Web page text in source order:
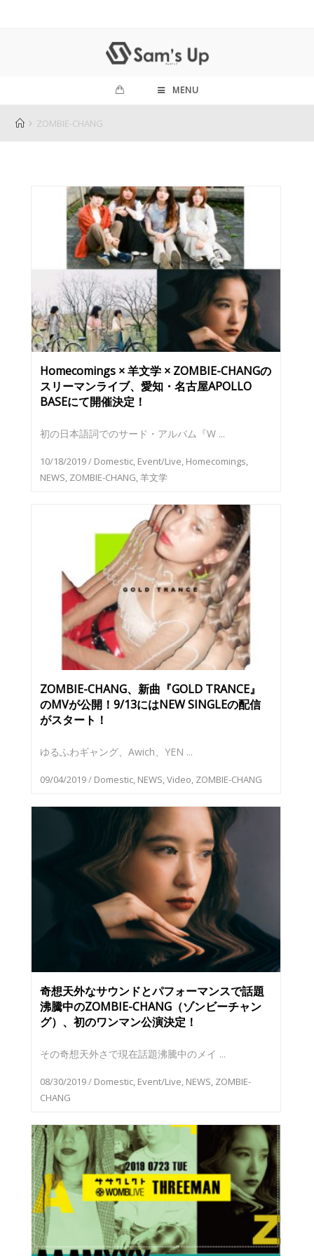
MENU
ZOMBIE-CHANG
Homecomings × 羊文学 × ZOMBIE-CHANGの
スリーマンライブ、愛知・名古屋APOLLO
BASEにて開催決定！
初の日本語詞でのサード・アルバム『W ...
10/18/2019/ Domestic, Event/Live, Homecomings,
NEWS, ZOMBIE-CHANG,羊文学
ZOMBIE-CHANG、新曲『GOLD TRANCE』
のMVが公開！9/13にはNEW SINGLEの配信
がスタート！
ゆるふわギャング、Awich、YEN ...
09/04/2019/ Domestic, NEWS,Video, ZOMBIE-CHANG
奇想天外なサウンドとパフォーマンスで話題
沸騰中のZOMBIE-CHANG（ゾンビーチャン
グ）、初のワンマン公演決定！
その奇想天外さで現在話題沸騰中のメイ ...
08/30/2019/ Domestic, Event/Live, NEWS, ZOMBIE-
CHANG